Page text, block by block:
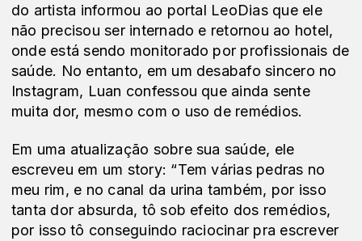
do artista informou ao portal LeoDias que ele
não precisou ser internado e retornou ao hotel,
onde está sendo monitorado por profissionais de
saúde. No entanto, em um desabafo sincero no
Instagram, Luan confessou que ainda sente
muita dor, mesmo com o uso de remédios.
Em uma atualização sobre sua saúde, ele
escreveu em um story: “Tem várias pedras no
meu rim, e no canal da urina também, por isso
tanta dor absurda, tô sob efeito dos remédios,
por isso tô conseguindo raciocinar pra escrever